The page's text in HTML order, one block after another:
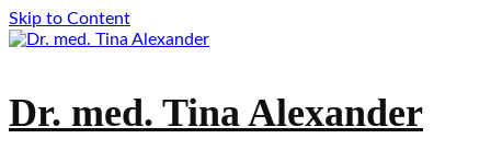
Skip to Content
Dr. med. Tina Alexander